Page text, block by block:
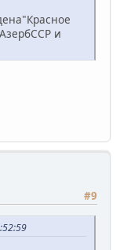
и
#9